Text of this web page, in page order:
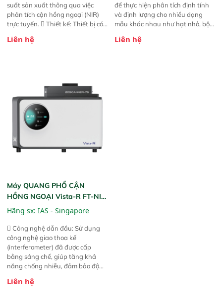
suất sản xuất thông qua việc
phân tích cận hồng ngoại (NIR)
trực tuyến.  Thiết kế: Thiết bị có
hỗ trợ tản nhiệt tăng cường và đã
liệu để tăng chỉ số ROI cho doanh
nghiệp.
Liên hệ
để thực hiện phân tích định tính
và định lượng cho nhiều dạng
mẫu khác nhau như hạt nhỏ, bột,
này cho phép bất kỳ ai cũng có
Liên hệ
Máy QUANG PHỔ CẬN
HỒNG NGOẠI Vista-R FT-NIR
(Vista-R FT-NIR Analyzer)
Hãng sx: IAS - Singapore
 Công nghệ dẫn đầu: Sử dụng
công nghệ giao thoa kế
(interferometer) đã được cấp
bằng sáng chế, giúp tăng khả
năng chống nhiễu, đảm bảo độ
Phạm vi ứng dụng rộng: Đáp ứng
Liên hệ